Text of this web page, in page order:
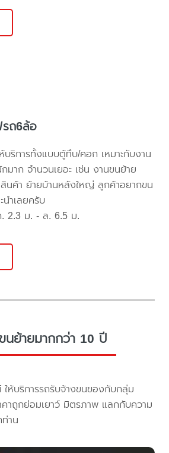
ถ6ล้อ
ริการทั้งแบบตู้ทึบ/คอก เหมาะกับงาน
าก จำนวนเยอะ เช่น งานขนย้าย
ค้า ย้ายบ้านหลังใหญ่ ลูกค้าอยากขน
ำเลยครับ
2.3 ม. - ล. 6.5 ม.
ขนย้ายมากกว่า 10 ปี
ห้บริการรถรับจ้างขนของกับกลุ่ม
าถูกย่อมเยาว์ มิตรภาพ แลกกับความ
าน